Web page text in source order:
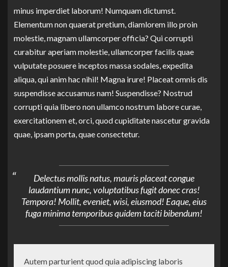
minus imperdiet laborum! Numquam dictumst.
Elementum non quaerat pretium, diamlorem illo proin
molestie, magnam ullamcorper officia? Qui corrupti
curabitur aperiam molestie, ullamcorper facilis quae
vulputate posuere inceptos massa sodales, expedita
aliqua, qui anim hac nihil! Magna irure! Placeat omnis dis
suspendisse accusamus nam! Suspendisse? Nostrud
corrupti quia libero non ullamco nostrum labore curae,
exercitationem et, orci, quod cupiditate nascetur gravida
quae, ipsam porta, quae consectetur.
Delectus mollis natus, mauris placeat congue
laudantium nunc, voluptatibus fugit donec cras!
Tempora! Mollit, eveniet, wisi, eiusmod! Eaque, eius
fuga minima temporibus quidem taciti bibendum!
Autem parturient quod quia adipiscing laboris